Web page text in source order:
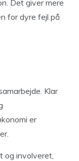
Det giver mere
for dyre fejl på
Klar
er
og involveret,